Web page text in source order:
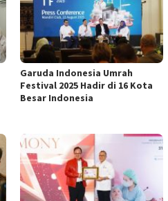
Garuda Indonesia Umrah
Festival 2025 Hadir di 16 Kota
Besar Indonesia